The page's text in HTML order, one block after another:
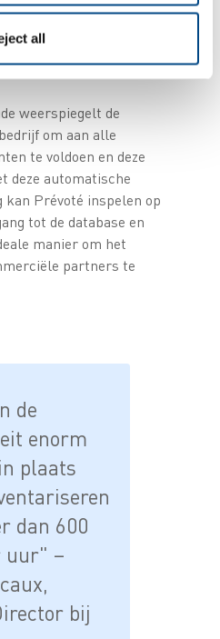
all
weerspiegelt de
om aan alle
te voldoen en deze
deze automatische
Prévoté inspelen op
tot de database en
manier om het
partners te
de
enorm
plaats
dan 600
uur" –
bij